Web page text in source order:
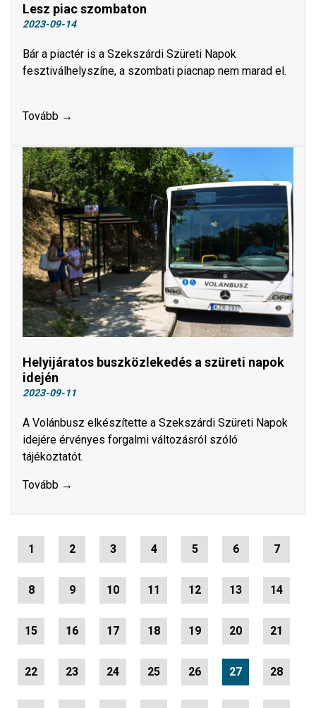
Lesz piac szombaton
2023-09-14
Bár a piactér is a Szekszárdi Szüreti Napok
fesztiválhelyszíne, a szombati piacnap nem marad el.
Tovább →
Helyijáratos buszközlekedés a szüreti napok
idején
2023-09-11
A Volánbusz elkészítette a Szekszárdi Szüreti Napok
idejére érvényes forgalmi változásról szóló
tájékoztatót.
Tovább →
1 2 3 4 5 6 7
8 9 10 11 12 13 14
15 16 17 18 19 20 21
22 23 24 25 26 27 28